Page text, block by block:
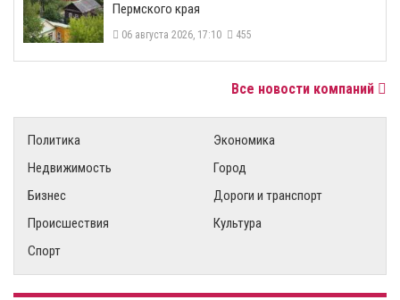
Пермского края
06 августа 2026, 17:10 455
Все новости компаний
Политика
Экономика
Недвижимость
Город
Бизнес
Дороги и транспорт
Происшествия
Культура
Спорт